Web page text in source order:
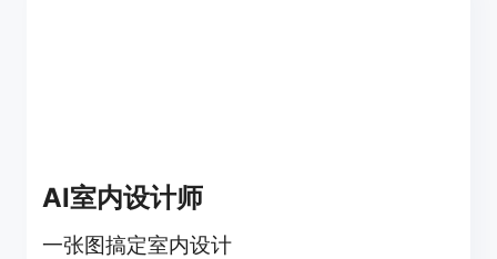
AI室内设计师
一张图搞定室内设计